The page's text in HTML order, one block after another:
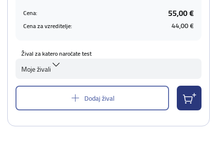
Cena: 55,00 €
Cena za vzreditelje: 44,00 €
Žival za katero naročate test
Moje živali
Dodaj žival